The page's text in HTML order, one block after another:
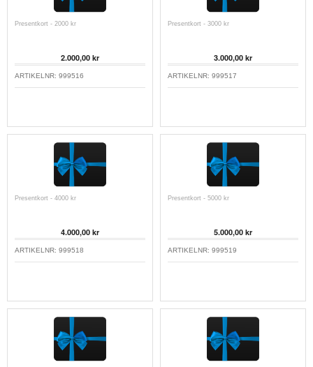
Presentkort - 2000 kr
2.000,00 kr
ARTIKELNR: 999516
Presentkort - 3000 kr
3.000,00 kr
ARTIKELNR: 999517
Presentkort - 4000 kr
4.000,00 kr
ARTIKELNR: 999518
Presentkort - 5000 kr
5.000,00 kr
ARTIKELNR: 999519